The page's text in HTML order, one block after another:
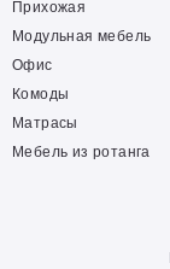
Прихожая
Модульная мебель
Офис
Комоды
Матрасы
Мебель из ротанга